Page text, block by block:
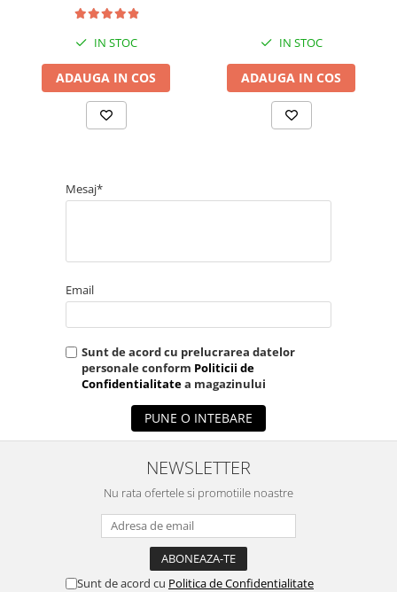
IN STOC
ADAUGA IN COS
IN STOC
ADAUGA IN COS
Mesaj*
Email
Sunt de acord cu prelucrarea datelor
personale conform Politicii de
Confidentialitatea magazinului
PUNE O INTEBARE
NEWSLETTER
Nu rata ofertele si promotiile noastre
Sunt de acord cu Politica de Confidentialitate